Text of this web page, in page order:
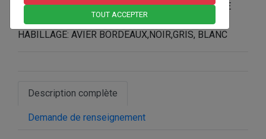
TOUT ACCEPTER
102KG, RENDEMENT 91%, RESERVOIR 26L, POELE
ETANCHE.
HABILLAGE: AVIER BORDEAUX,NOIR,GRIS, BLANC
Description complète
Demande de renseignement